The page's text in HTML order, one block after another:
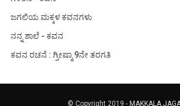
ಜಗಲಿಯ ಮಕ್ಕಳ ಕವನಗಳು
ನನ್ನ ಶಾಲೆ - ಕವನ
ಕವನ ರಚನೆ : ಗ್ರೀಷ್ಮಾ 9ನೇ ತರಗತಿ
© Copyright 2019 - MAKKALA